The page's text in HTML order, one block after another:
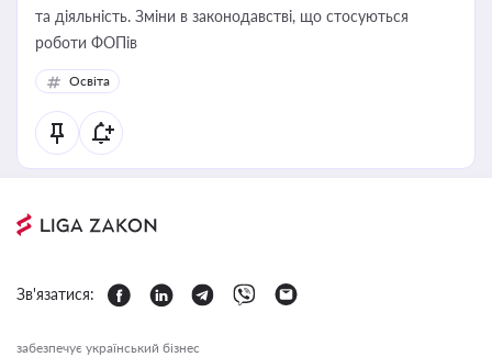
та діяльність. Зміни в законодавстві, що стосуються
роботи ФОПів
Освіта
Зв'язатися:
забезпечує український бізнес